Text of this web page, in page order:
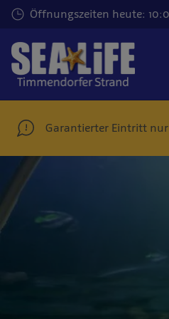
Zum
Hauptinhalt
springen
Öffnungszeiten heute:
Garantierter Eintritt